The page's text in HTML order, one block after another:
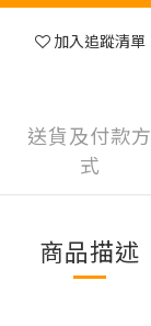
加入追蹤清單
送貨及付款方
式
商品描述